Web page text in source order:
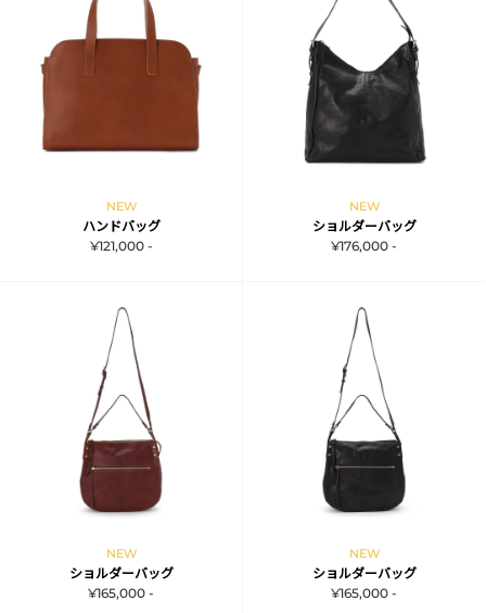
NEW
ハンドバッグ
¥121,000 -
NEW
ショルダーバッグ
¥176,000 -
NEW
ショルダーバッグ
¥165,000 -
NEW
ショルダーバッグ
¥165,000 -